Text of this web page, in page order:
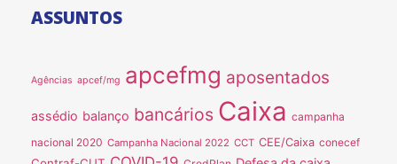
ASSUNTOS
Agências apcef/mg apcefmg aposentados
assédio balanço bancários Caixa campanha
nacional 2020 Campanha Nacional 2022 CCT CEE/Caixa conecef